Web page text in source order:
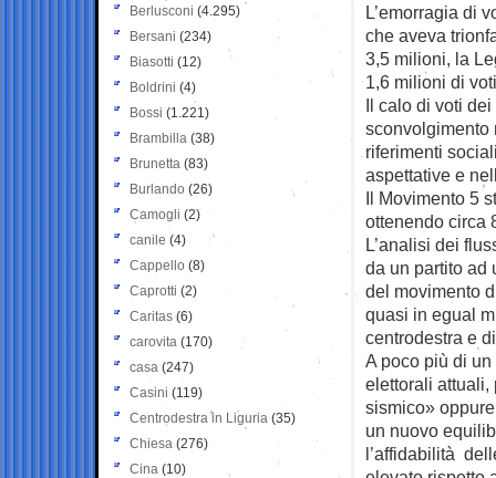
L’emorragia di
che aveva
3,5 milioni, la
1,6 milioni di
Il calo di voti
sconvolgimento
riferimenti
aspettative e
Il Movimento 5
ottenendo circa
L’analisi dei
da un partito ad
del movimento
quasi in egual
centrodestra e
A poco più di
elettorali attuali,
sismico»
un nuovo
l’affidabilità
Berlusconi (4.295)
Bersani (234)
Biasotti (12)
Boldrini (4)
Bossi (1.221)
Brambilla (38)
Brunetta (83)
Burlando (26)
Camogli (2)
canile (4)
Cappello (8)
Caprotti (2)
Caritas (6)
carovita (170)
casa (247)
Casini (119)
Centrodestra in Liguria (35)
Chiesa (276)
Cina (10)